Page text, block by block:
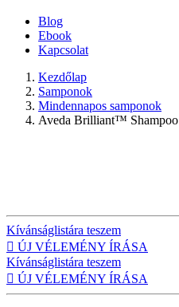
Blog
Ebook
Kapcsolat
Kezdőlap
Samponok
Mindennapos samponok
Aveda Brilliant™ Shampoo
Kívánságlistára teszem
 ÚJ VÉLEMÉNY ÍRÁSA
Kívánságlistára teszem
 ÚJ VÉLEMÉNY ÍRÁSA